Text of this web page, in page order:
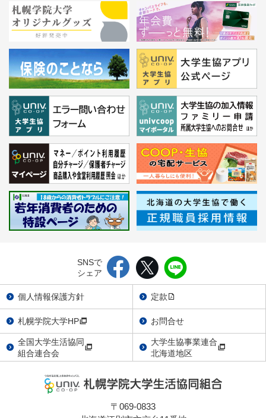
SNSで
シェア
個人情報保護方針
定款
札幌学院大学HP
お問合せ
全国大学生活協同
組合連合会
大学生協事業連合
北海道地区
〒069-0833